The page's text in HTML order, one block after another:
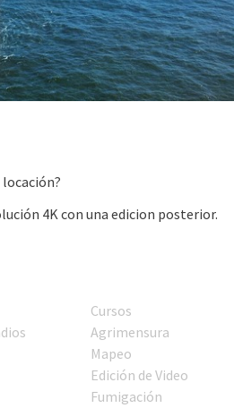
4K con una edicion posterior.
Cursos
Agrimensura
Mapeo
Edición de Video
Fumigación